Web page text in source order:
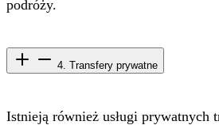
podróży.
4. Transfery prywatne
Istnieją również usługi prywatnych